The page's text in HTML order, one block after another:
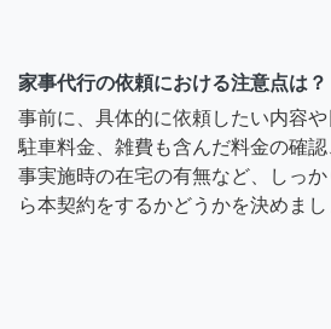
家事代行の依頼における注意点は？
事前に、具体的に依頼したい内容
駐車料金、雑費も含んだ料金の確
事実施時の在宅の有無など、しっ
ら本契約をするかどうかを決めまし